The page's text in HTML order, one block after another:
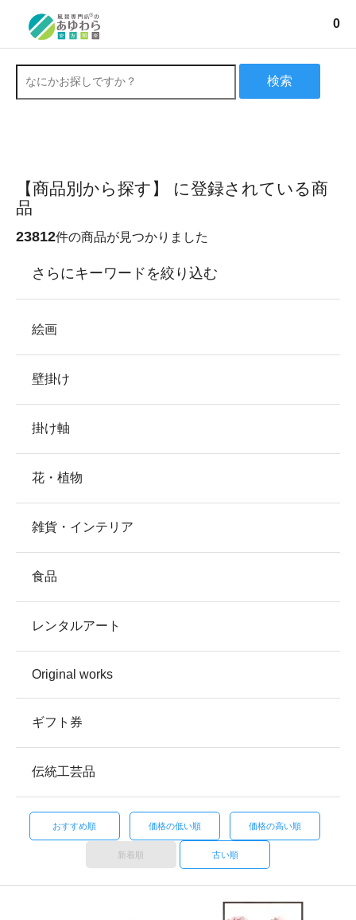
0
検索
【商品別から探す】 に登録されている商
品
23812件の商品が見つかりました
さらにキーワードを絞り込む
絵画
壁掛け
掛け軸
花・植物
雑貨・インテリア
食品
レンタルアート
Original works
ギフト券
伝統工芸品
おすすめ順 価格の低い順 価格の高い順
新着順 古い順